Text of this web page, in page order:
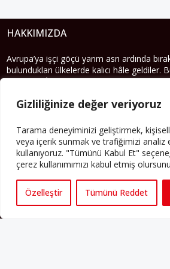
Gizliliğinize değer veriyoruz
Tarama deneyiminizi geliştirmek,
veya içerik sunmak ve trafiğimizi analiz
kullanıyoruz. "Tümünü Kabul Et"
çerez kullanımımızı kabul etmiş
Özelleştir Tümünü Reddet
HAKKIMIZDA
Avrupa’ya işçi göçü yarım asrı ardında
bulundukları ülkelerde kalıcı hâle geldiler.
“aidiyet”, “İslam” ve “Avrupa” gibi birçok
cemaatin oluşması, hem yerleşik kültür
Yazının devamı
PERSPEKTIF’I SOSYAL MEDYADA